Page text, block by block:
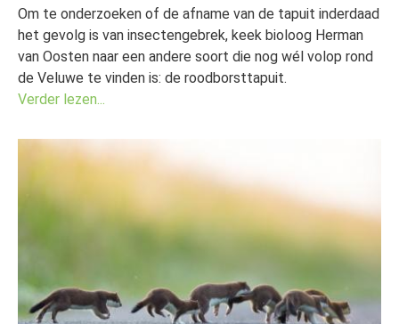
Om te onderzoeken of de afname van de tapuit inderdaad
het gevolg is van insectengebrek, keek bioloog Herman
van Oosten naar een andere soort die nog wél volop rond
de Veluwe te vinden is: de roodborsttapuit.
Verder lezen...